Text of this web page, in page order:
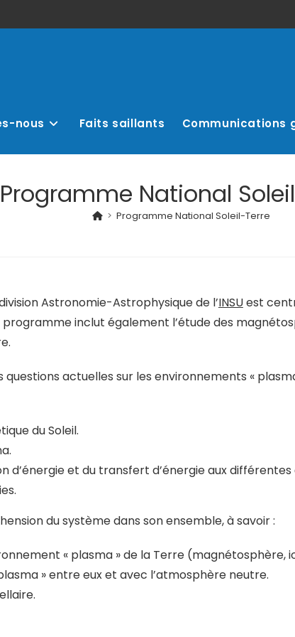
nous Faits saillants Communications
Programme National
> Programme National Soleil-Terre
Astronomie-Astrophysique de l’INSUest
inclut également l’étude des
questions actuelles sur les environnements «
du Soleil.
d’énergie et du transfert d’énergie aux
du système dans son ensemble, à savoir :
« plasma » de la Terre
» entre eux et avec l’atmosphère neutre.